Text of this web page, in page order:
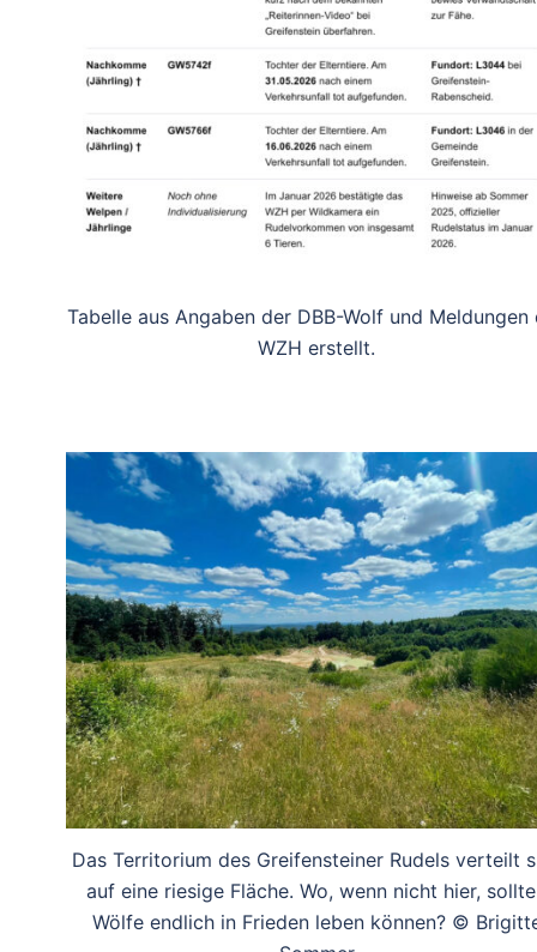
Tabelle aus Angaben der DBB-Wolf und Meldungen
WZH erstellt.
Das Territorium des Greifensteiner Rudels verteilt
auf eine riesige Fläche. Wo, wenn nicht hier,
Wölfe endlich in Frieden leben können? ©